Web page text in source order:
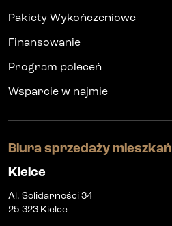
Pakiety Wykończeniowe
Finansowanie
Program poleceń
Wsparcie w najmie
Biura sprzedaży mieszkań
Kielce
Al. Solidarności 34
25-323 Kielce